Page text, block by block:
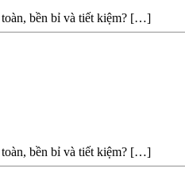
bền bỉ và tiết kiệm? […]
bền bỉ và tiết kiệm? […]